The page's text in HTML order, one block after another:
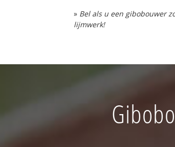
» Bel als u een gibobouwer
lijmwerk!